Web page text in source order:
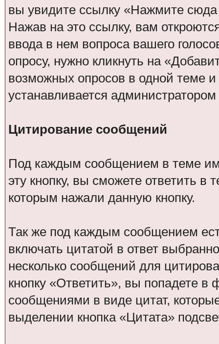
вы увидите ссылку «Нажмите
Нажав на это ссылку, вам
ввода в нем вопроса вашего
опросу, нужно кликнуть на
возможных опросов в одной теме и
устанавливается
Цитирование сообщений
Под каждым сообщением в теме
эту кнопку, вы сможете ответить в
которым нажали данную кнопку.
Так же под каждым сообщением
включать цитатой в ответ
несколько сообщений для
кнопку «Ответить», вы попадете в
сообщениями в виде цитат,
выделении кнопка «Цитата»